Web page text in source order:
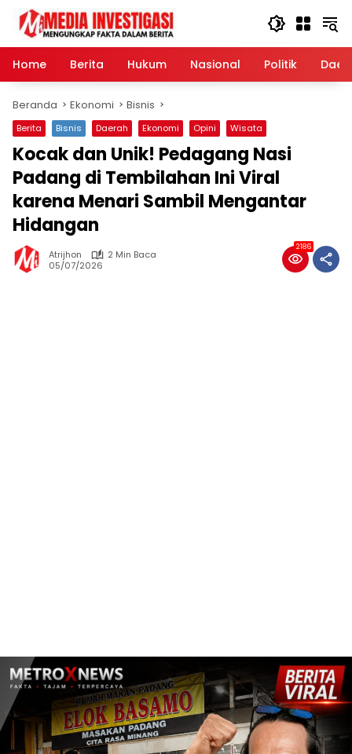
Langsung
konten
Home
Berita Hukum Nasional Politik
Beranda Ekonomi Bisnis
Berita Bisnis Daerah Ekonomi Opini Wisata
Kocak dan Unik! Pedagang Nasi
Padang di Tembilahan Ini Viral
karena Menari Sambil Mengantar
Hidangan
Atrijhon
2 Min Baca
05/07/2026
2186